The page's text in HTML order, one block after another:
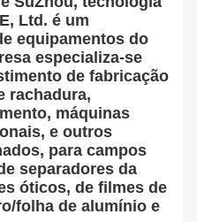
Ltd. é um
equipamentos do
especializa-se
de fabricação
rachadura,
máquinas
e outros
para campos
separadores da
óticos, de filmes de
folha de alumínio e